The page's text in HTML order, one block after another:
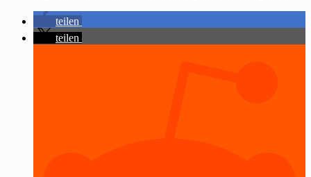
teilen
teilen